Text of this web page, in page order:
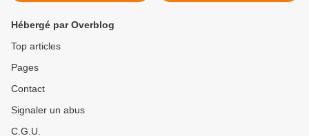
Hébergé par Overblog
Top articles
Pages
Contact
Signaler un abus
C.G.U.